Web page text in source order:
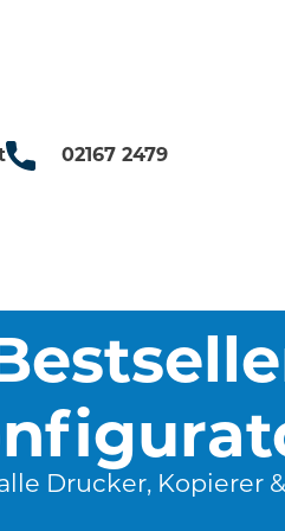
02167 2479
Drucker, Kopierer &